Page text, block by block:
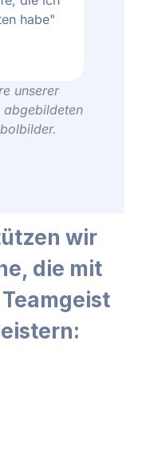
habe"
unserer
abgebildeten
wir
die mit